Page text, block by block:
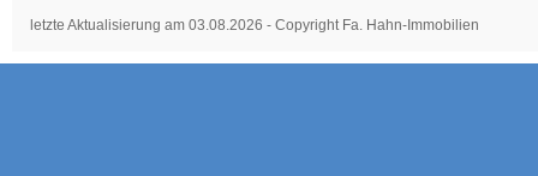
letzte Aktualisierung am 03.08.2026 - Copyright Fa. Hahn-Immobilien